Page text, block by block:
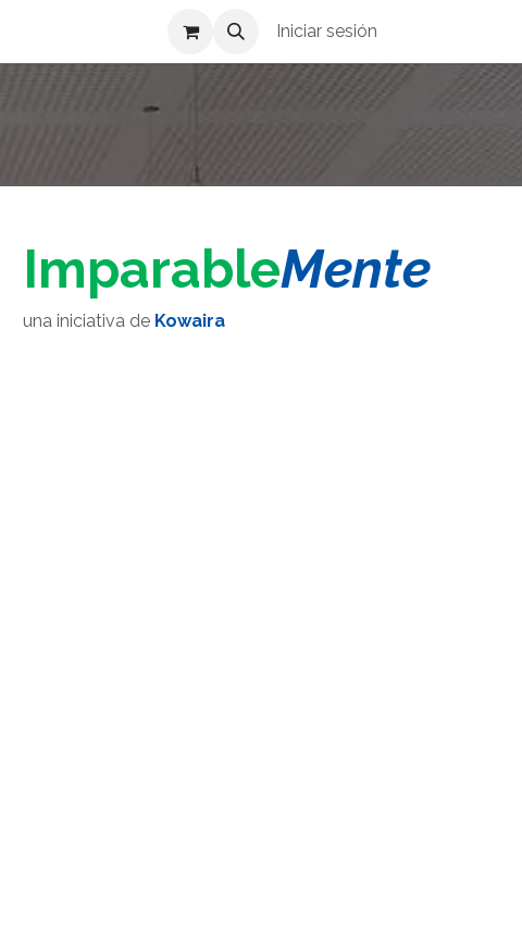
Iniciar sesión
ImparableMente
una iniciativa de Kowaira